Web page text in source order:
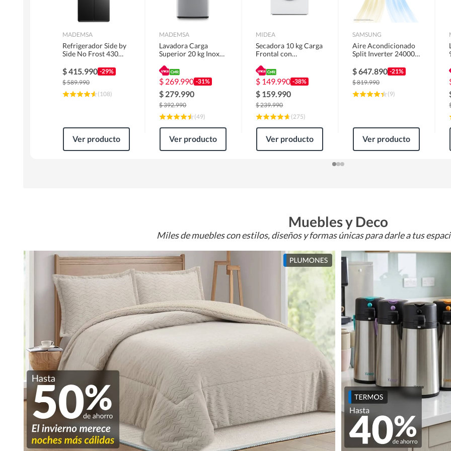
MADEMSA
Refrigerador Side by
Side No Frost 430
MAS430B
$415.990 -29%
$589.990
(108)
Ver producto
MADEMSA
Lavadora Carga
Superior 20 kg Inox
$ 269.990 -31%
$ 279.990
$392.990
(49)
Ver producto
MIDEA
Secadora 10 kg Carga
Frontal con
MD100A100/W2
$ 149.990 -38%
$ 159.990
$239.990
(275)
Ver producto
SAMSUNG
Aire Acondicionado
Split Inverter 24000
$647.890 -21%
$819.990
(9)
Ver producto
Muebles y Deco
Miles de muebles con estilos, diseños y formas únicas para darle a tus